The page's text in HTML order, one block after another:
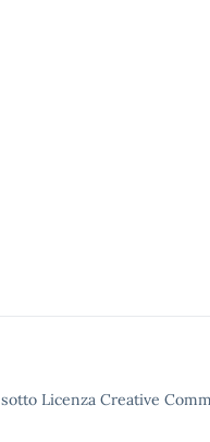
Licenza Creative